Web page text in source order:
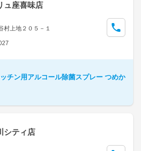
ュ座喜味店
村上地２０５－１
チン用アルコール除菌スプレー つめか
シティ店